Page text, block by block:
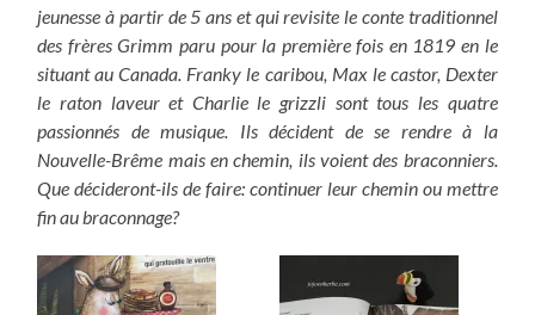
jeunesse à partir de 5 ans et qui revisite le conte traditionnel
des frères Grimm paru pour la première fois en 1819 en le
situant au Canada. Franky le caribou, Max le castor, Dexter
le raton laveur et Charlie le grizzli sont tous les quatre
passionnés de musique. Ils décident de se rendre à la
Nouvelle-Brême mais en chemin, ils voient des braconniers.
Que décideront-ils de faire: continuer leur chemin ou mettre
fin au braconnage?